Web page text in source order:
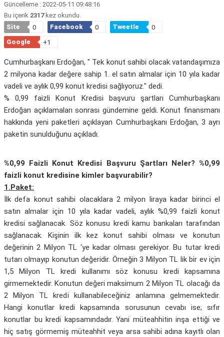
Güncelleme : 2022-05-11 09:48:16
Bu içerik 2317kez okundu.
Site
0 Facebook 0 Tweetle
0
Google
+1
Cumhurbaşkanı Erdoğan, " Tek konut sahibi olacak vatandaşımıza
2 milyona kadar değere sahip 1. el satın almalar için 10 yıla kadar
vadeli ve aylık 0,99 konut kredisi sağlıyoruz." dedi.
% 0,99 faizli Konut Kredisi başvuru şartları Cumhurbaşkanı
Erdoğan açıklamaları sonrası gündemine geldi. Konut finansmanı
hakkında yeni paketleri açıklayan Cumhurbaşkanı Erdoğan, 3 ayrı
paketin sunulduğunu açıkladı.
%0,99 Faizli Konut Kredisi Başvuru Şartları Neler? %0,99
faizli konut kredisine kimler başvurabilir?
1.Paket:
İlk defa konut sahibi olacaklara 2 milyon liraya kadar birinci el
satın almalar için 10 yıla kadar vadeli, aylık %0,99 faizli konut
kredisi sağlanacak. Söz konusu kredi kamu bankaları tarafından
sağlanacak. Kişinin ilk kez konut sahibi olması ve konutun
değerinin 2 Milyon TL ‘ye kadar olması gerekiyor. Bu tutar kredi
tutarı olmayıp konutun değeridir. Örneğin 3 Milyon TL lik bir ev için
1,5 Milyon TL kredi kullanımı söz konusu kredi kapsamına
girmemektedir. Konutun değeri maksimum 2 Milyon TL olacağı da
2 Milyon TL kredi kullanabileceğiniz anlamına gelmemektedir.
Hangi konutlar kredi kapsamında sorusunun cevabı ise; sıfır
konutlar bu kredi kapsamındadır. Yani müteahhitin inşa ettiği ve
hiç satış görmemiş müteahhit veya arsa sahibi adına kayıtlı olan